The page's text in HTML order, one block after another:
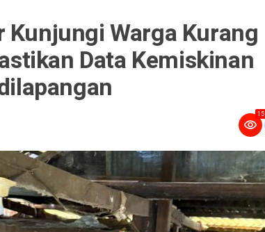
Kunjungi Warga Kurang
Data Kemiskinan
15